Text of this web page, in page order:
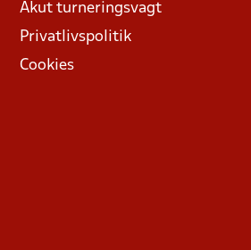
Akut turneringsvagt
Privatlivspolitik
Cookies